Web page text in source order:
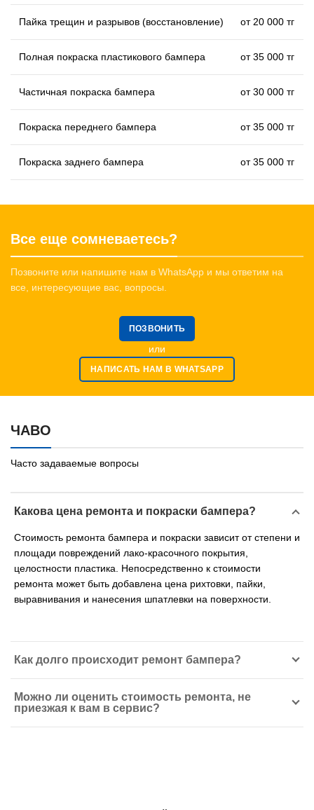
Пайка трещин и разрывов (восстановление) от 20 000 тг
Полная покраска пластикового бампера от 35 000 тг
Частичная покраска бампера от 30 000 тг
Покраска переднего бампера от 35 000 тг
Покраска заднего бампера от 35 000 тг
Все еще сомневаетесь?
Позвоните или напишите нам в WhatsApp и мы ответим на
все, интересующие вас, вопросы.
ПОЗВОНИТЬ
или
НАПИСАТЬ НАМ В WHATSAPP
ЧАВО
Часто задаваемые вопросы
Какова цена ремонта и покраски бампера?
Стоимость ремонта бампера и покраски зависит от степени и
площади повреждений лако-красочного покрытия,
целостности пластика. Непосредственно к стоимости
ремонта может быть добавлена цена рихтовки, пайки,
выравнивания и нанесения шпатлевки на поверхности.
Как долго происходит ремонт бампера?
Можно ли оценить стоимость ремонта, не
приезжая к вам в сервис?